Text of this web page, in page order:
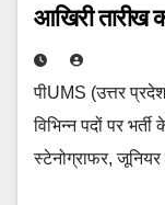
आखिरी तारीख
पीUMS (उत्तर प्रदेश
विभिन्न पदों पर
स्टेनोग्राफर,